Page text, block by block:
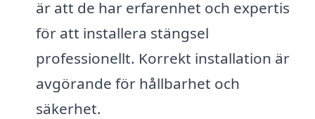
är att de har erfarenhet och expertis
för att installera stängsel
professionellt. Korrekt installation är
avgörande för hållbarhet och
säkerhet.